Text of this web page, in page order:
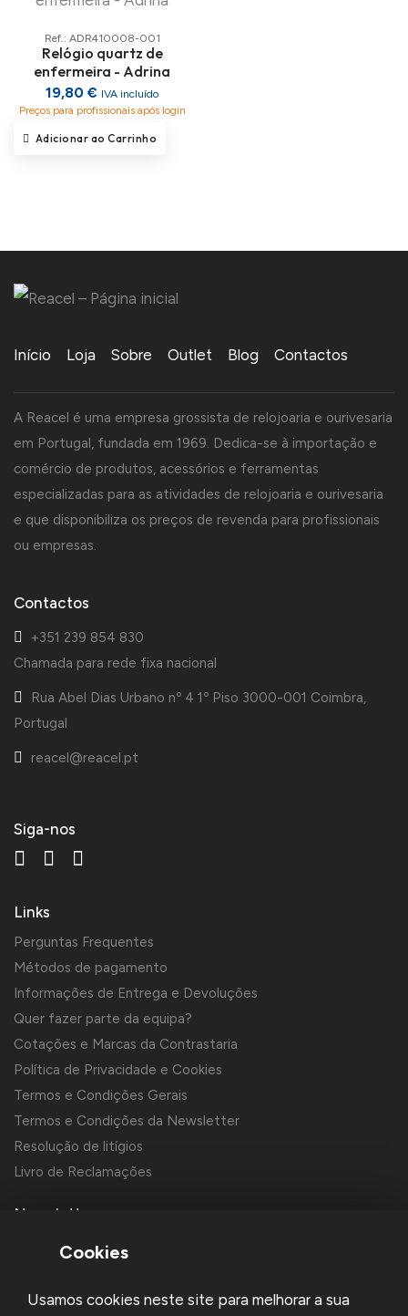
Ref.: ADR410008-001
Relógio quartz de
enfermeira - Adrina
19,80 € IVA incluído
Preços para profissionais após login
Adicionar ao Carrinho
Início Loja Sobre Outlet Blog Contactos
A Reacel é uma empresa grossista de relojoaria e ourivesaria
em Portugal, fundada em 1969. Dedica-se à importação e
comércio de produtos, acessórios e ferramentas
especializadas para as atividades de relojoaria e ourivesaria
e que disponibiliza os preços de revenda para profissionais
ou empresas.
Contactos
+351 239 854 830
Chamada para rede fixa nacional
Rua Abel Dias Urbano nº 4 1º Piso 3000-001 Coimbra,
Portugal
reacel@reacel.pt
Siga-nos
Links
Perguntas Frequentes
Métodos de pagamento
Informações de Entrega e Devoluções
Quer fazer parte da equipa?
Cotações e Marcas da Contrastaria
Política de Privacidade e Cookies
Termos e Condições Gerais
Termos e Condições da Newsletter
Resolução de litígios
Livro de Reclamações
Newsletter
Cookies
Usamos cookies neste site para melhorar a sua